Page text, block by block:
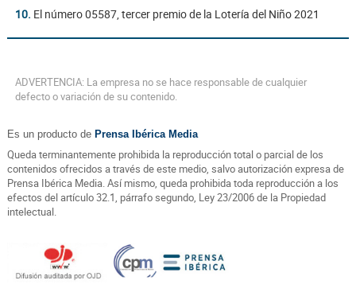
10. El número 05587, tercer premio de la Lotería del Niño 2021
ADVERTENCIA: La empresa no se hace responsable de cualquier
defecto o variación de su contenido.
Es un producto de Prensa Ibérica Media
Queda terminantemente prohibida la reproducción total o parcial de los
contenidos ofrecidos a través de este medio, salvo autorización expresa de
Prensa Ibérica Media. Así mismo, queda prohibida toda reproducción a los
efectos del artículo 32.1, párrafo segundo, Ley 23/2006 de la Propiedad
intelectual.